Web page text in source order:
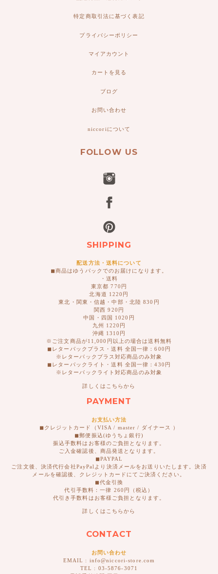
特定商取引法に基づく表記
プライバシーポリシー
マイアカウント
カートを見る
ブログ
お問い合わせ
niccoriについて
FOLLOW US
SHIPPING
配送方法・送料について
◼︎商品はゆうパックでのお届けになります。
・送料
東京都 770円
北海道 1220円
東北・関東・信越・中部・北陸 830円
関西 920円
中国・四国 1020円
九州 1220円
沖縄 1310円
※ご注文商品が11,000円以上の場合は送料無料
◼︎レターパックプラス・送料 全国一律：600円
※レターパックプラス対応商品のみ対象
◼︎レターパックライト・送料 全国一律：430円
※レターパックライト対応商品のみ対象
詳しくはこちらから
PAYMENT
お支払い方法
◼︎クレジットカード（VISA / master / ダイナース ）
◼︎郵便振込(ゆうちょ銀行)
振込手数料はお客様のご負担となります。
ご入金確認後、商品発送となります。
◼︎PAYPAL
ご注文後、決済代行会社PayPalより決済メールをお送りいたします。決済
メールを確認後、クレジットカードにてご決済ください。
◼︎代金引換
代引手数料：一律 260円（税込）
代引き手数料はお客様ご負担となります。
詳しくはこちらから
CONTACT
お問い合わせ
EMAIL : info@niccori-store.com
TEL : 03-5876-3071